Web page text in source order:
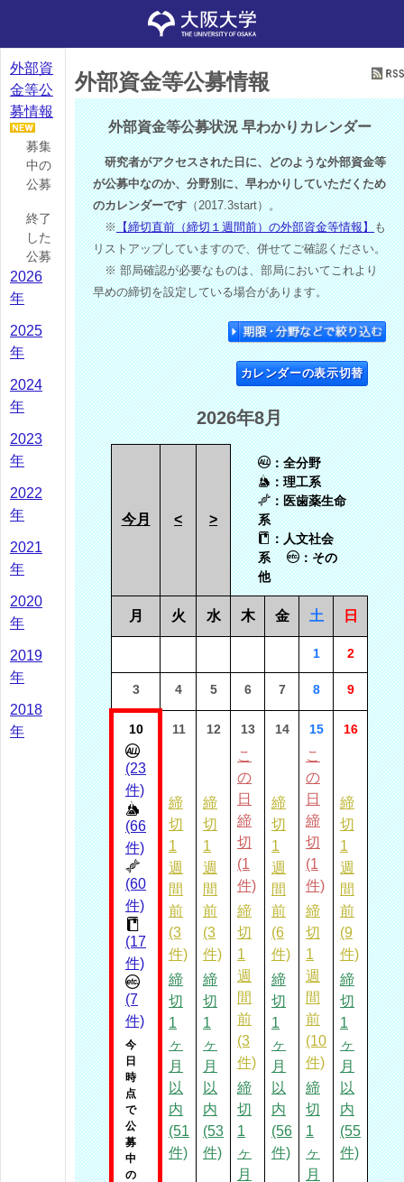
外部資
金等公
募情報
募集
中の
公募
終了
した
公募
2026
年
2025
年
2024
年
2023
年
2022
年
2021
年
2020
年
2019
年
2018
年
外部資金等公募情報
外部資金等公募状況 早わかりカレンダー
研究者がアクセスされた日に、どのような外部資金等
が公募中なのか、分野別に、早わかりしていただくため
のカレンダーです（2017.3start）。
※【締切直前（締切１週間前）の外部資金等情報】も
リストアップしていますので、併せてご確認ください。
※ 部局確認が必要なものは、部局においてこれより
早めの締切を設定している場合があります。
カレンダーの表示切替
2026年8月
今月 < >
：全分野
：理工系
：医歯薬生命
系
：人文社会
系
：その
他
月 火 水 木 金 土 日
1 2
3 4 5 6 7 8 9
10
(23
件)
(66
件)
(60
件)
(17
件)
(7
件)
今
日
時
点
で
公
募
中
の
11
締
切
1
週
間
前
(3
件)
締
切
1
ヶ
月
以
内
(51
件)
12
締
切
1
週
間
前
(3
件)
締
切
1
ヶ
月
以
内
(53
件)
13
こ
の
日
締
切
(1
件)
締
切
1
週
間
前
(3
件)
締
切
1
ヶ
月
14
締
切
1
週
間
前
(6
件)
締
切
1
ヶ
月
以
内
(56
件)
15
こ
の
日
締
切
(1
件)
締
切
1
週
間
前
(10
件)
締
切
1
ヶ
月
16
締
切
1
週
間
前
(9
件)
締
切
1
ヶ
月
以
内
(55
件)